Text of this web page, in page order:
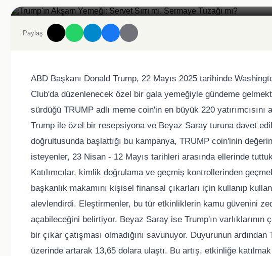
Paylaş
ABD Başkanı Donald Trump, 22 Mayıs 2025 tarihinde
Club'da düzenlenecek özel bir gala yemeğiyle gündeme
sürdüğü TRUMP adlı meme coin'in en büyük 220
Trump ile özel bir resepsiyona ve Beyaz Saray turuna davet
doğrultusunda başlattığı bu kampanya, TRUMP coin'inin
isteyenler, 23 Nisan - 12 Mayıs tarihleri arasında ellerinde
Katılımcılar, kimlik doğrulama ve geçmiş kontrollerinden
başkanlık makamını kişisel finansal çıkarları için kullanıp
alevlendirdi. Eleştirmenler, bu tür etkinliklerin kamu güvenini
açabileceğini belirtiyor. Beyaz Saray ise Trump'ın varlıklarının
bir çıkar çatışması olmadığını savunuyor. Duyurunun
üzerinde artarak 13,65 dolara ulaştı. Bu artış, etkinliğe katılmak